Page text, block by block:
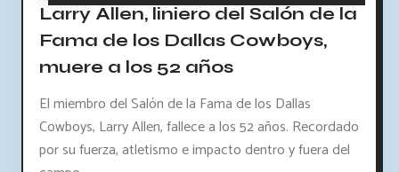
Larry Allen, liniero del Salón de la
Fama de los Dallas Cowboys,
muere a los 52 años
El miembro del Salón de la Fama de los Dallas
Cowboys, Larry Allen, fallece a los 52 años. Recordado
por su fuerza, atletismo e impacto dentro y fuera del